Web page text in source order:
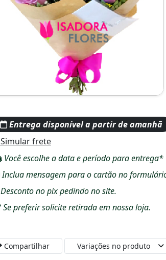
Entrega disponível a partir de amanhã
Simular frete
Você escolhe a data e período para entrega*
Inclua mensagem para o cartão no
Desconto no pix pedindo no site.
Se preferir solicite retirada em nossa loja.
Compartilhar Variações no produto